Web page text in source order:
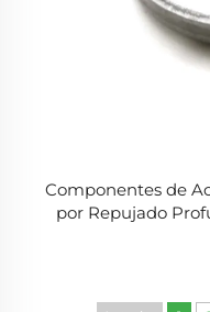
Componentes de
por Repujado